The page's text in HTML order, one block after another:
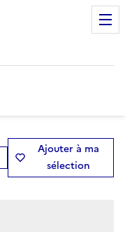
Ajouter à ma
sélection